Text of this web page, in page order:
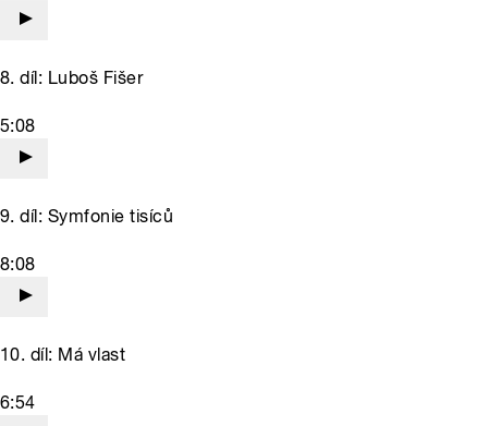
8. díl: Luboš Fišer
5:08
9. díl: Symfonie tisíců
8:08
10. díl: Má vlast
6:54